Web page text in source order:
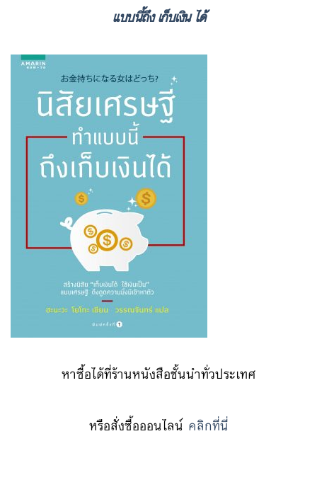
แบบนี้ถึง เก็บเงิน ได้
หาซื้อได้ที่ร้านหนังสือชั้นนำทั่วประเทศ
หรือสั่งซื้อออนไลน์ คลิกที่นี่